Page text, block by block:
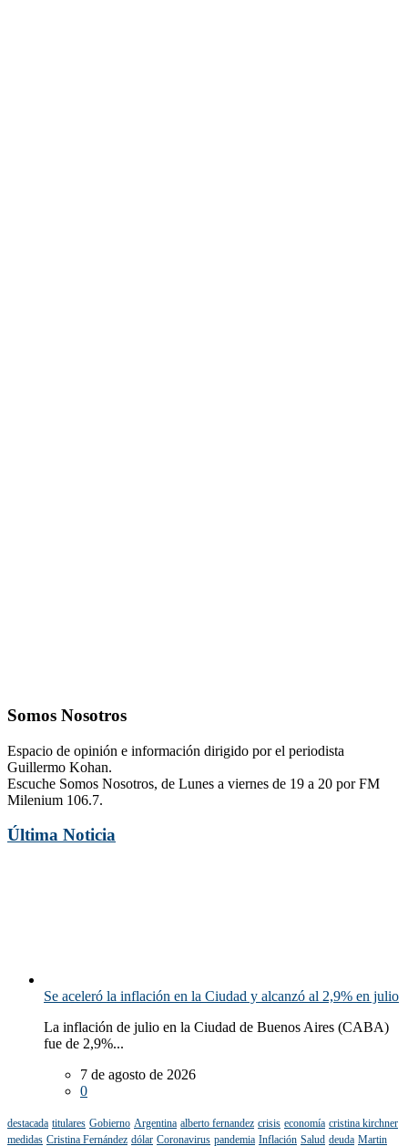
Somos Nosotros
Espacio de opinión e información dirigido por el periodista
Guillermo Kohan.
Escuche Somos Nosotros, de Lunes a viernes de 19 a 20 por FM
Milenium 106.7.
Última Noticia
Se aceleró la inflación en la Ciudad y alcanzó al 2,9% en julio
La inflación de julio en la Ciudad de Buenos Aires (CABA)
fue de 2,9%...
7 de agosto de 2026
0
destacada titulares Gobierno Argentina alberto fernandez crisis economía cristina kirchner
medidas Cristina Fernández dólar Coronavirus pandemia Inflación Salud deuda Martin